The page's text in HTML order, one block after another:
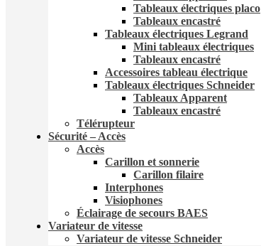
Tableaux électriques placo
Tableaux encastré
Tableaux électriques Legrand
Mini tableaux électriques
Tableaux encastré
Accessoires tableau électrique
Tableaux électriques Schneider
Tableaux Apparent
Tableaux encastré
Télérupteur
Sécurité – Accès
Accès
Carillon et sonnerie
Carillon filaire
Interphones
Visiophones
Éclairage de secours BAES
Variateur de vitesse
Variateur de vitesse Schneider